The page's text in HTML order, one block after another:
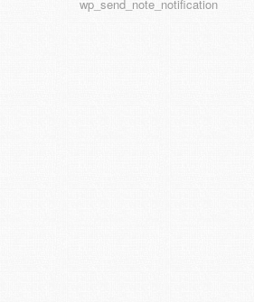
wp_send_note_notification